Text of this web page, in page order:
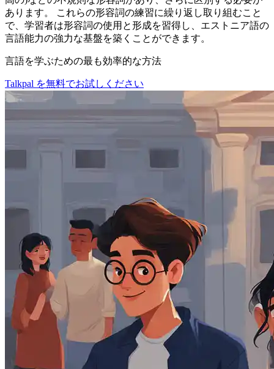
あります。 これらの形容詞の練習に繰り返し取り組むこと
で、学習者は形容詞の使用と形成を習得し、エストニア語の
言語能力の強力な基盤を築くことができます。
言語を学ぶための最も効率的な方法
Talkpal を無料でお試しください